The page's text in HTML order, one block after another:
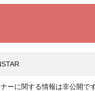
ーに関する情報は非公開です